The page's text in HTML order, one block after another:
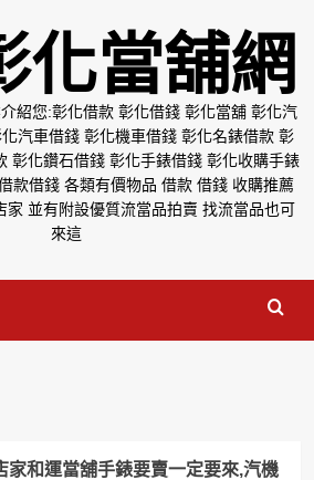
化當舖網
紹您:彰化借款 彰化借錢 彰化當舖 彰化汽
汽車借錢 彰化機車借錢 彰化名錶借款 彰
彰化鑽石借錢 彰化手錶借錢 彰化收購手錶
款借錢 各類有價物品 借款 借錢 收購推薦
家 並有附設優質流當品拍賣 找流當品也可
來這
家和運當舖手錶要賣一定要來,汽機